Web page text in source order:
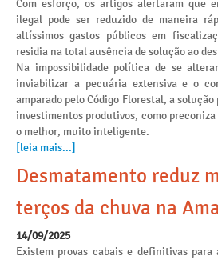
Com esforço, os artigos alertaram que
ilegal pode ser reduzido de maneira
altíssimos gastos públicos em
residia na total ausência de solução ao
Na impossibilidade política de se
inviabilizar a pecuária extensiva e o
amparado pelo Código Florestal, a
investimentos produtivos, como preconiza
o melhor, muito inteligente.
[leia mais...]
Desmatamento reduz
terços da chuva na
14/09/2025
Existem provas cabais e definitivas